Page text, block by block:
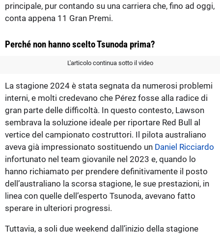
principale, pur contando su una carriera che, fino ad oggi,
conta appena 11 Gran Premi.
Perché non hanno scelto Tsunoda prima?
L'articolo continua sotto il video
La stagione 2024 è stata segnata da numerosi problemi
interni, e molti credevano che Pérez fosse alla radice di
gran parte delle difficoltà. In questo contesto, Lawson
sembrava la soluzione ideale per riportare Red Bull al
vertice del campionato costruttori. Il pilota australiano
aveva già impressionato sostituendo un Daniel Ricciardo
infortunato nel team giovanile nel 2023 e, quando lo
hanno richiamato per prendere definitivamente il posto
dell’australiano la scorsa stagione, le sue prestazioni, in
linea con quelle dell’esperto Tsunoda, avevano fatto
sperare in ulteriori progressi.
Tuttavia, a soli due weekend dall’inizio della stagione